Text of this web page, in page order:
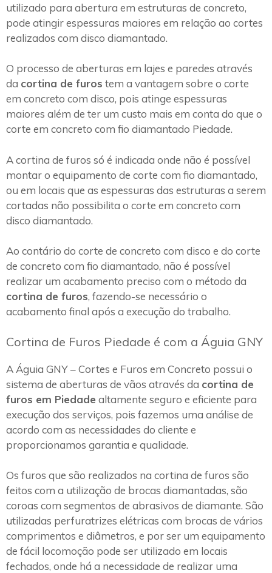
utilizado para abertura em estruturas de concreto,
pode atingir espessuras maiores em relação ao cortes
realizados com disco diamantado.
O processo de aberturas em lajes e paredes através
da cortina de furos tem a vantagem sobre o corte
em concreto com disco, pois atinge espessuras
maiores além de ter um custo mais em conta do que o
corte em concreto com fio diamantado Piedade.
A cortina de furos só é indicada onde não é possível
montar o equipamento de corte com fio diamantado,
ou em locais que as espessuras das estruturas a serem
cortadas não possibilita o corte em concreto com
disco diamantado.
Ao contário do corte de concreto com disco e do corte
de concreto com fio diamantado, não é possível
realizar um acabamento preciso com o método da
cortina de furos, fazendo-se necessário o
acabamento final após a execução do trabalho.
Cortina de Furos Piedade é com a Águia GNY
A Águia GNY – Cortes e Furos em Concreto possui o
sistema de aberturas de vãos através da cortina de
furos em Piedade altamente seguro e eficiente para
execução dos serviços, pois fazemos uma análise de
acordo com as necessidades do cliente e
proporcionamos garantia e qualidade.
Os furos que são realizados na cortina de furos são
feitos com a utilização de brocas diamantadas, são
coroas com segmentos de abrasivos de diamante. São
utilizadas perfuratrizes elétricas com brocas de vários
comprimentos e diâmetros, e por ser um equipamento
de fácil locomoção pode ser utilizado em locais
fechados, onde há a necessidade de realizar uma